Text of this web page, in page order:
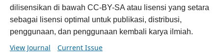
dilisensikan di bawah CC-BY-SA atau lisensi yang setara
sebagai lisensi optimal untuk publikasi, distribusi,
penggunaan, dan penggunaan kembali karya ilmiah.
View Journal Current Issue